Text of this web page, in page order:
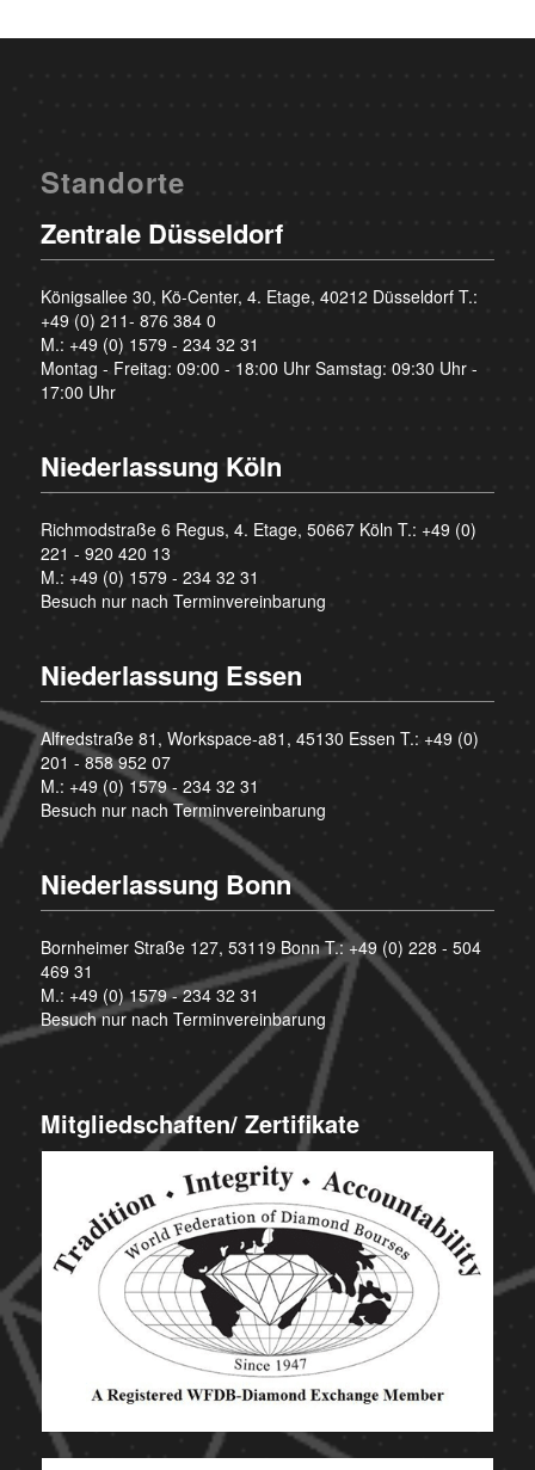
Standorte
Zentrale Düsseldorf
Königsallee 30, Kö-Center, 4. Etage, 40212 Düsseldorf T.:
+49 (0) 211- 876 384 0
M.: +49 (0) 1579 - 234 32 31
Montag - Freitag: 09:00 - 18:00 Uhr Samstag: 09:30 Uhr -
17:00 Uhr
Niederlassung Köln
Richmodstraße 6 Regus, 4. Etage, 50667 Köln T.: +49 (0)
221 - 920 420 13
M.: +49 (0) 1579 - 234 32 31
Besuch nur nach Terminvereinbarung
Niederlassung Essen
Alfredstraße 81, Workspace-a81, 45130 Essen T.: +49 (0)
201 - 858 952 07
M.: +49 (0) 1579 - 234 32 31
Besuch nur nach Terminvereinbarung
Niederlassung Bonn
Bornheimer Straße 127, 53119 Bonn T.:+49 (0) 228 - 504
469 31
M.: +49 (0) 1579 - 234 32 31
Besuch nur nach Terminvereinbarung
Mitgliedschaften/ Zertifikate